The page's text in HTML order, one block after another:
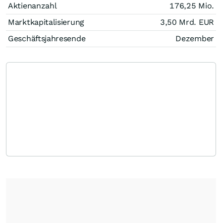
Aktienanzahl
176,25 Mio.
Marktkapitalisierung
3,50 Mrd. EUR
Geschäftsjahresende
Dezember